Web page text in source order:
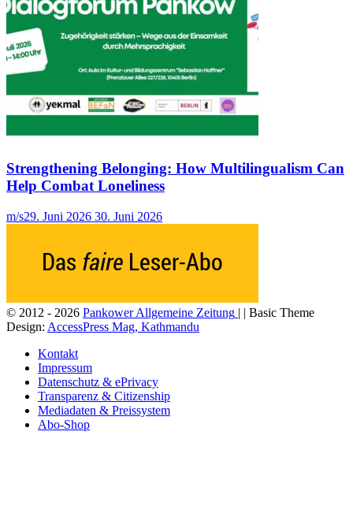
Strengthening Belonging: How Multilingualism Can
Help Combat Loneliness
m/s29. Juni 2026 30. Juni 2026
© 2012 - 2026 Pankower Allgemeine Zeitung | | Basic Theme
Design: AccessPress Mag, Kathmandu
Kontakt
Impressum
Datenschutz & ePrivacy
Transparenz & Citizenship
Mediadaten & Preissystem
Abo-Shop